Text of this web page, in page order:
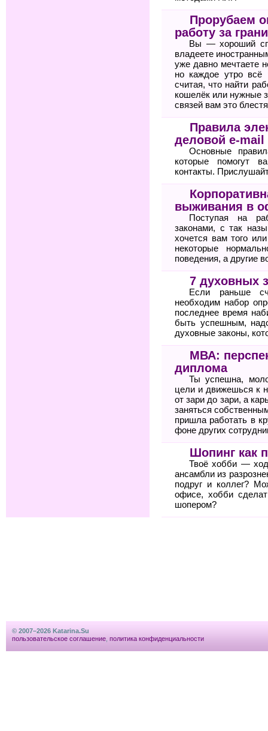
Прорубаем
работу за
Вы — хороший
владеете
уже давно мечтаете
но каждое утро всё
считая, что найти
кошелёк или нужные
связей вам это
Правила
деловой e-mail
Основные
которые помогут
контакты.
выживания в
Поступая на
законами, с так
хочется вам того
некоторые
поведения, а другие
7 духовных
Если раньше
необходим набор
последнее время
быть успешным,
духовные законы,
МВА:
диплома
Ты успешна,
цели и движешься к
от зари до зари, а
заняться
пришла работать в
фоне других
Шопинг как
Твоё хобби —
ансамбли из
подруг и коллег?
офисе, хобби
шопером?
© 2007–2026 Katarina.Su
пользовательское соглашение политика конфиденциальности